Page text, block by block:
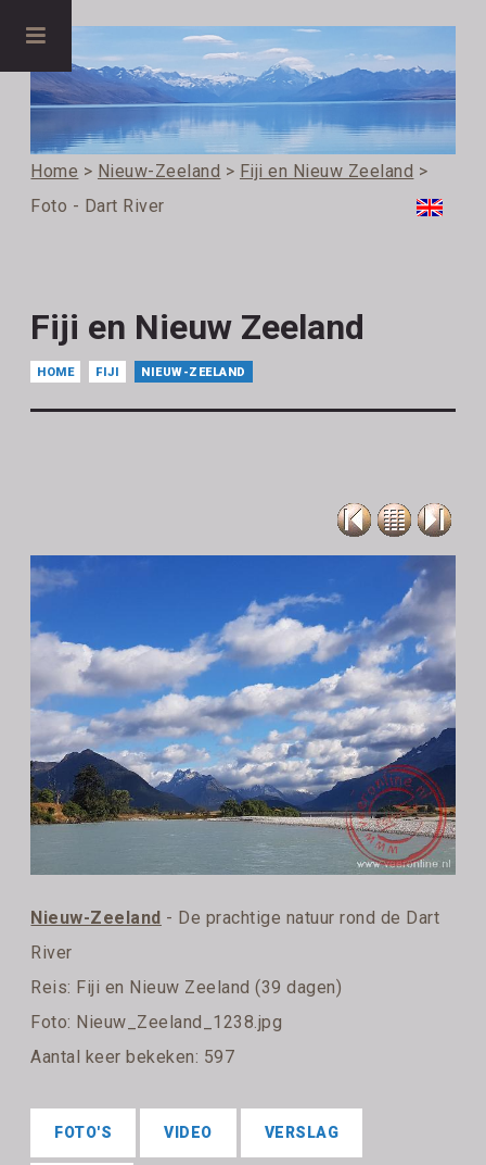
Home > Nieuw-Zeeland > Fiji en Nieuw Zeeland >
Foto - Dart River
Fiji en Nieuw Zeeland
HOME FIJI NIEUW-ZEELAND
Nieuw-Zeeland - De prachtige natuur rond de Dart
River
Reis: Fiji en Nieuw Zeeland (39 dagen)
Foto: Nieuw_Zeeland_1238.jpg
Aantal keer bekeken: 597
FOTO'S VIDEO VERSLAG